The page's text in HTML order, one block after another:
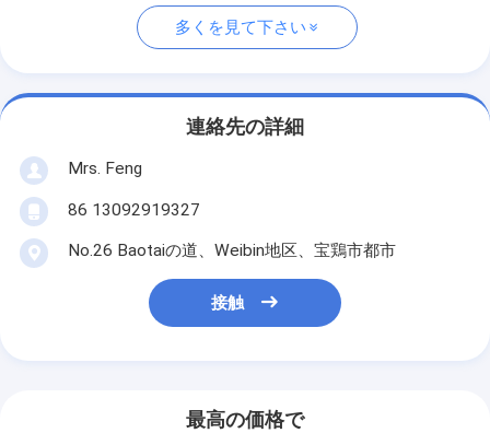
多くを見て下さい
連絡先の詳細
Mrs. Feng
86 13092919327
No.26 Baotaiの道、Weibin地区、宝鶏市都市
接触
最高の価格で